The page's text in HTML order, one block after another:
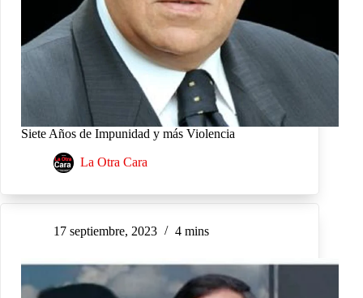
Siete Años de Impunidad y más Violencia
La Otra Cara
17 septiembre, 2023 4 mins